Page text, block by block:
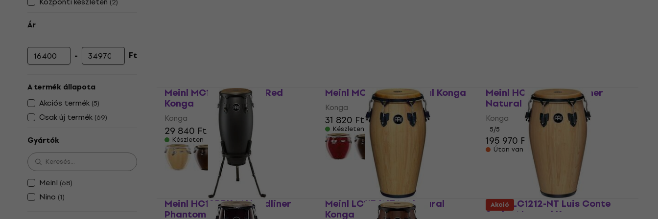
Ár
Minimális ár
- Maximális árFt
A termék állapota
Akciós termék (5)
Csak új termék (69)
Gyártók
Meinl (68)
Nino (1)
Meinl MC100WR Wine Red
Konga
Konga
29 840 Ft
Készleten
Meinl MC100NT Natural Konga
Konga
31 820 Ft
Készleten
Meinl HC555NT Headliner
Natural Konga
Konga
5/5
195 970 Ft
Úton van
Meinl HC10PBK-M Headliner
Phantom Black Konga
Meinl LC1134NT-M Natural
Konga
Meinl LC1212-NT Luis Conte
Series Natural Konga
Akció